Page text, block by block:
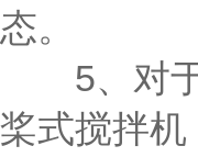
态。
5、对于
桨式搅拌机